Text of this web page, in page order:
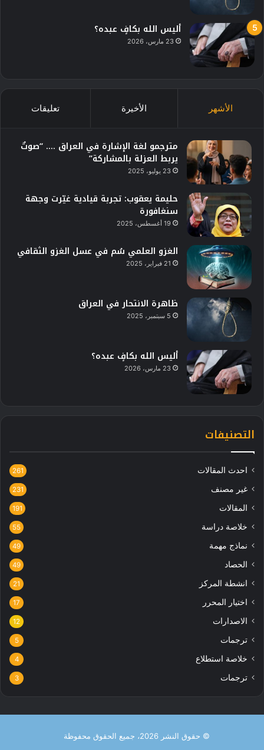
أليس الله بكافٍ عبده؟
23 مارس، 2026
الأشهر الأخيرة تعليقات
مترجمو لغة الإشارة في العراق …. “صوتٌ
يربط العزلة بالمشاركة”
23 يوليو، 2025
حليمة يعقوب: تجربة قيادية غيّرت وجهة
سنغافورة
19 أغسطس، 2025
الغزو العلمي سُم في عسل الغزو الثقافي
21 فبراير، 2025
ظاهرة الانتحار في العراق
5 سبتمبر، 2025
أليس الله بكافٍ عبده؟
23 مارس، 2026
التصنيفات
احدث المقالات 261
غير مصنف 231
المقالات 191
خلاصة دراسة 55
نماذج مهمة 49
الحصاد 49
انشطة المركز 21
اختيار المحرر 17
الاصدارات 12
ترجمات 5
خلاصة استطلاع 4
ترجمات 3
© حقوق النشر 2026، جميع الحقوق محفوظة